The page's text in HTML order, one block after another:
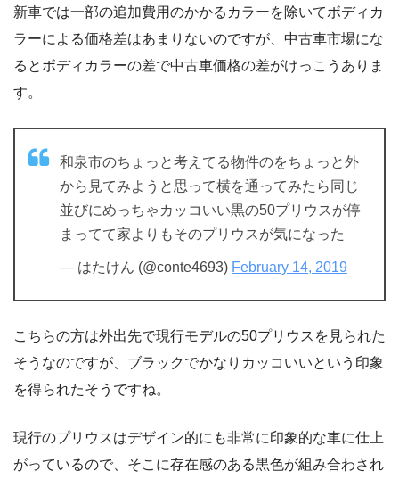
新車では一部の追加費用のかかるカラーを除いてボディカ
ラーによる価格差はあまりないのですが、中古車市場にな
るとボディカラーの差で中古車価格の差がけっこうありま
す。
和泉市のちょっと考えてる物件のをちょっと外
から見てみようと思って横を通ってみたら同じ
並びにめっちゃカッコいい黒の50プリウスが停
まってて家よりもそのプリウスが気になった
— はたけん (@conte4693) February 14, 2019
こちらの方は外出先で現行モデルの50プリウスを見られた
そうなのですが、ブラックでかなりカッコいいという印象
を得られたそうですね。
現行のプリウスはデザイン的にも非常に印象的な車に仕上
がっているので、そこに存在感のある黒色が組み合わされ